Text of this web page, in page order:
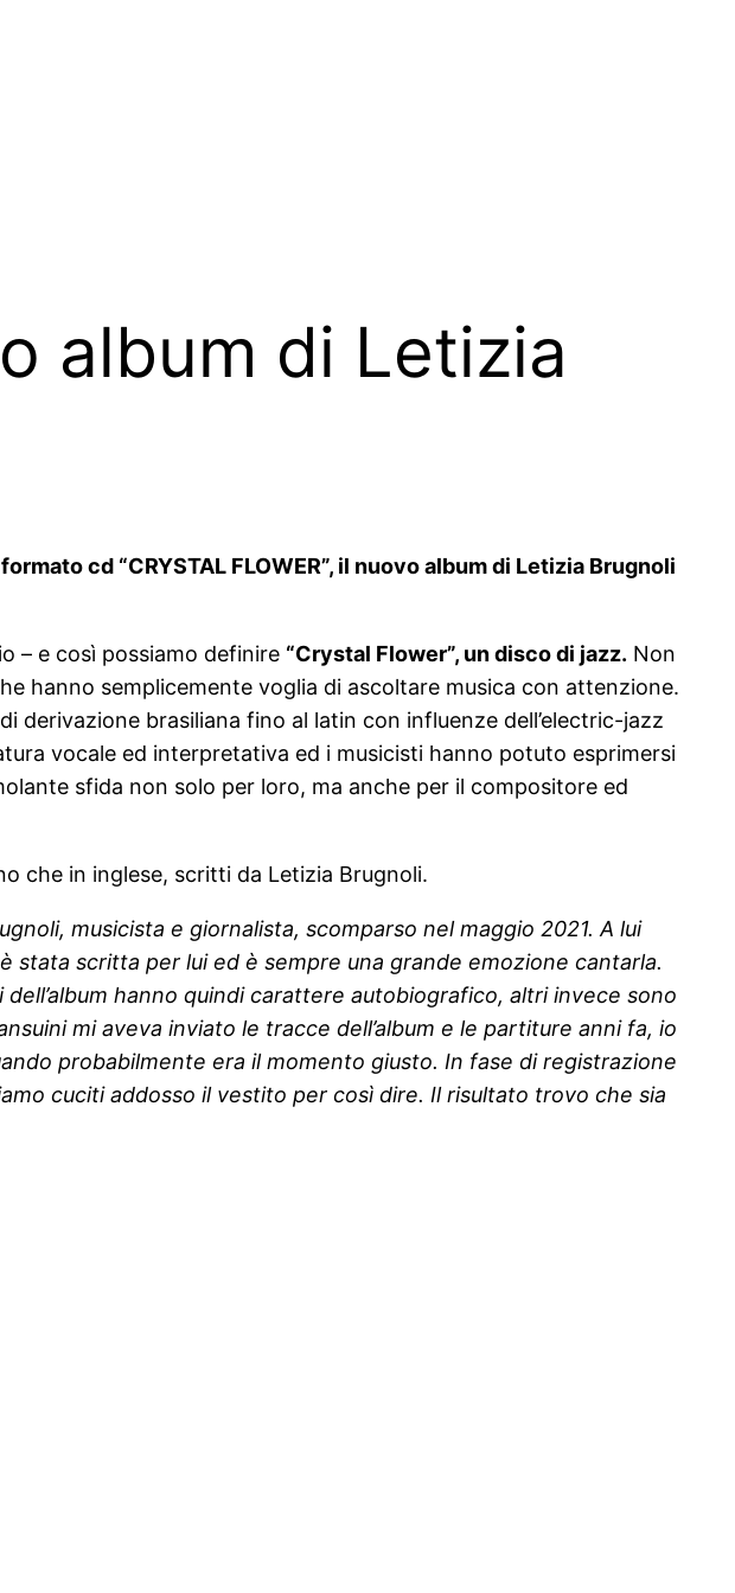
album di Letizia
cd “CRYSTAL FLOWER”, il nuovo album di Letizia Brugnoli
– e così possiamo definire “Crystal Flower”, un disco di jazz. Non
hanno semplicemente voglia di ascoltare musica con attenzione.
brasiliana fino al latin con influenze dell’electric-jazz
vocale ed interpretativa ed i musicisti hanno potuto esprimersi
sfida non solo per loro, ma anche per il compositore ed
che in inglese, scritti da Letizia Brugnoli.
musicista e giornalista, scomparso nel maggio 2021. A lui
stata scritta per lui ed è sempre una grande emozione cantarla.
hanno quindi carattere autobiografico, altri invece sono
mi aveva inviato le tracce dell’album e le partiture anni fa, io
probabilmente era il momento giusto. In fase di registrazione
cuciti addosso il vestito per così dire. Il risultato trovo che sia